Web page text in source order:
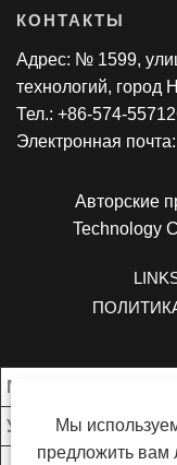
Мы
предложить вам
КОНТАКТЫ
Адрес: № 1599,
технологий, город
Тел.: +86-574-
Электронная почта:
Авторские
Technology
Мой. Заказ:
Условия оплаты: